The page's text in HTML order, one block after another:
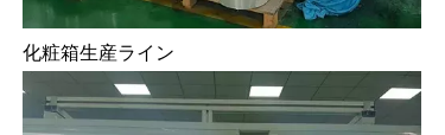
化粧箱生産ライン